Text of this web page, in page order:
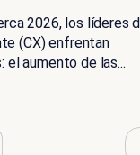
2026, los líderes
(CX) enfrentan
el aumento de las...